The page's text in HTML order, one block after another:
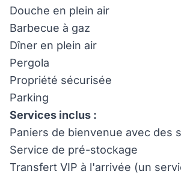
Douche en plein air
Barbecue à gaz
Dîner en plein air
Pergola
Propriété sécurisée
Parking
Services inclus :
Paniers de bienvenue avec des
Service de pré-stockage
Transfert VIP à l'arrivée (un